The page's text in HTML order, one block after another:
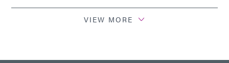
VIEW MORE